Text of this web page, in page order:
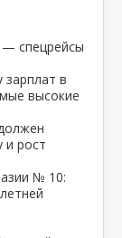
— спецрейсы
зарплат в
высокие
и рост
№ 10: